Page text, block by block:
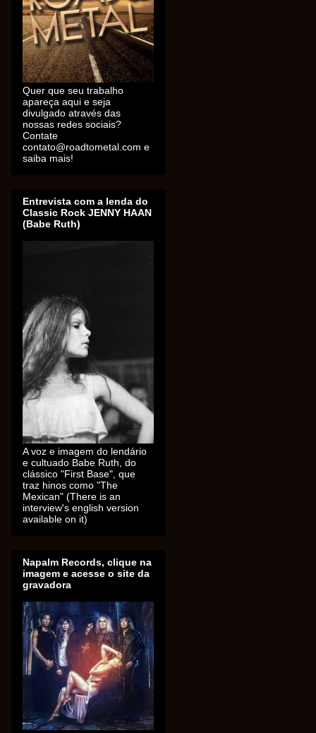
Quer que seu trabalho
apareça aqui e seja
divulgado através das
nossas redes sociais?
Contate
contato@roadtometal.com e
saiba mais!
Entrevista com a lenda do
Classic Rock JENNY HAAN
(Babe Ruth)
A voz e imagem do lendário
e cultuado Babe Ruth, do
clássico "First Base", que
traz hinos como "The
Mexican" (There is an
interview's english version
available on it)
Napalm Records, clique na
imagem e acesse o site da
gravadora